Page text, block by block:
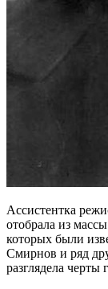
Ассистентка
отобрала из
которых были
Смирнов и ряд
разглядела черты